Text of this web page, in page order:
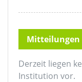
Mitteilungen
Derzeit liegen
Institution vor.